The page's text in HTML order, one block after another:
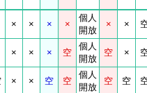
× × × ×
個人
開放
× ×
× × × 空
個人
開放
空 ×
× × 空 空
個人
開放
空 空